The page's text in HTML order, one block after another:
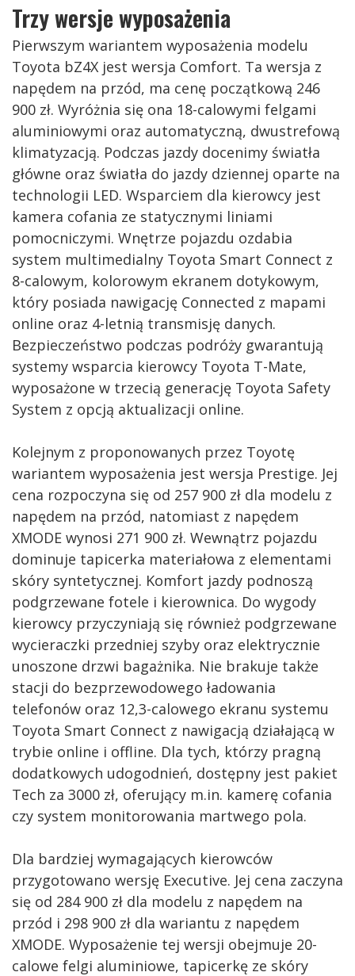
Trzy wersje wyposażenia
Pierwszym wariantem wyposażenia modelu
Toyota bZ4X jest wersja Comfort. Ta wersja z
napędem na przód, ma cenę początkową 246
900 zł. Wyróżnia się ona 18-calowymi felgami
aluminiowymi oraz automatyczną, dwustrefową
klimatyzacją. Podczas jazdy docenimy światła
główne oraz światła do jazdy dziennej oparte na
technologii LED. Wsparciem dla kierowcy jest
kamera cofania ze statycznymi liniami
pomocniczymi. Wnętrze pojazdu ozdabia
system multimedialny Toyota Smart Connect z
8-calowym, kolorowym ekranem dotykowym,
który posiada nawigację Connected z mapami
online oraz 4-letnią transmisję danych.
Bezpieczeństwo podczas podróży gwarantują
systemy wsparcia kierowcy Toyota T-Mate,
wyposażone w trzecią generację Toyota Safety
System z opcją aktualizacji online.
Kolejnym z proponowanych przez Toyotę
wariantem wyposażenia jest wersja Prestige. Jej
cena rozpoczyna się od 257 900 zł dla modelu z
napędem na przód, natomiast z napędem
XMODE wynosi 271 900 zł. Wewnątrz pojazdu
dominuje tapicerka materiałowa z elementami
skóry syntetycznej. Komfort jazdy podnoszą
podgrzewane fotele i kierownica. Do wygody
kierowcy przyczyniają się również podgrzewane
wycieraczki przedniej szyby oraz elektrycznie
unoszone drzwi bagażnika. Nie brakuje także
stacji do bezprzewodowego ładowania
telefonów oraz 12,3-calowego ekranu systemu
Toyota Smart Connect z nawigacją działającą w
trybie online i offline. Dla tych, którzy pragną
dodatkowych udogodnień, dostępny jest pakiet
Tech za 3000 zł, oferujący m.in. kamerę cofania
czy system monitorowania martwego pola.
Dla bardziej wymagających kierowców
przygotowano wersję Executive. Jej cena zaczyna
się od 284 900 zł dla modelu z napędem na
przód i 298 900 zł dla wariantu z napędem
XMODE. Wyposażenie tej wersji obejmuje 20-
calowe felgi aluminiowe, tapicerkę ze skóry